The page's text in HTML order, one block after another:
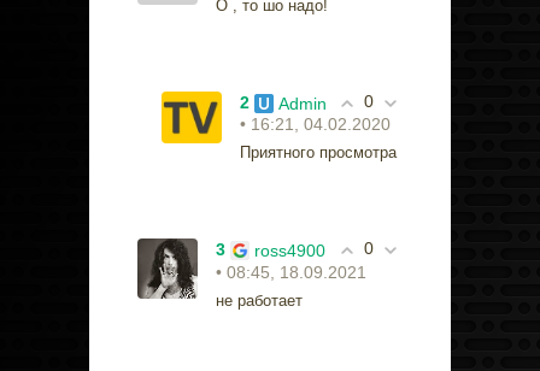
О , то шо надо!
0
2
Admin
• 16:21, 04.02.2020
Приятного просмотра
0
3
ross4900
• 08:45, 18.09.2021
не работает